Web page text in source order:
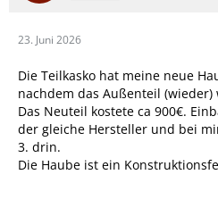
23. Juni 2026
Die Teilkasko hat meine neue
nachdem das Außenteil (wieder)
Das Neuteil kostete ca 900€.
der gleiche Hersteller und bei
3. drin.
Die Haube ist ein